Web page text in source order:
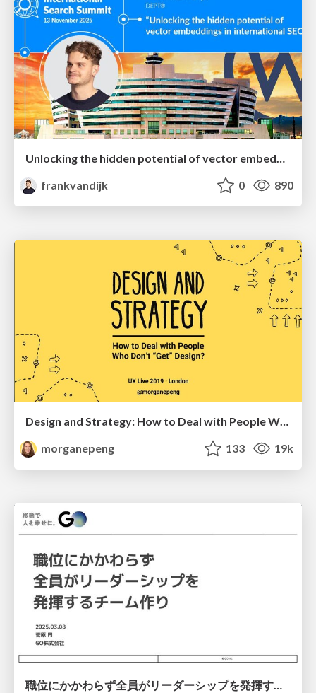
Unlocking the hidden potential of vector embeddings in international SEO
frankvandijk
0 890
Design and Strategy: How to Deal with People Who Don’t "Get" Design
morganepeng
133 19k